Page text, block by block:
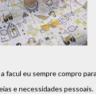
facul eu sempre compro
e necessidades pessoais.